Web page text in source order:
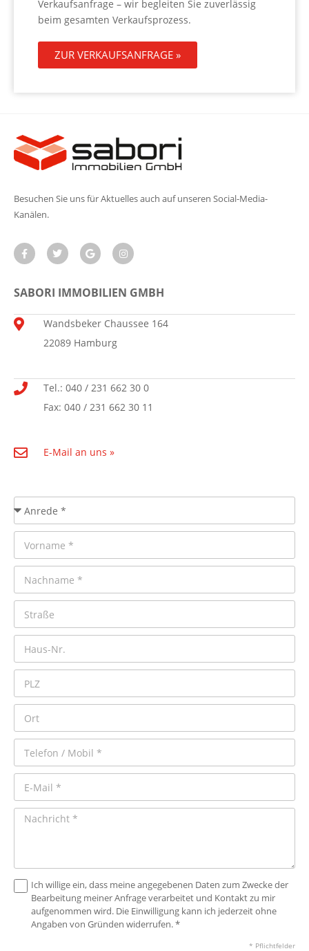
Verkaufsanfrage – wir begleiten Sie zuverlässig
beim gesamten Verkaufsprozess.
ZUR VERKAUFSANFRAGE »
Besuchen Sie uns für Aktuelles auch auf unseren Social-Media-
Kanälen.
SABORI IMMOBILIEN GMBH
Wandsbeker Chaussee 164
22089 Hamburg
Tel.: 040 / 231 662 30 0
Fax: 040 / 231 662 30 11
E-Mail an uns »
Ich willige ein, dass meine angegebenen Daten zum Zwecke der
Bearbeitung meiner Anfrage verarbeitet und Kontakt zu mir
aufgenommen wird. Die Einwilligung kann ich jederzeit ohne
Angaben von Gründen widerrufen. *
* Pflichtfelder